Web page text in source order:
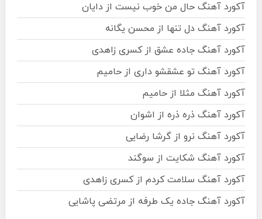
آکورد آهنگ حال من خوب نیست از دایان
آکورد آهنگ دل تنها از محسن یگانه
آکورد آهنگ جاده عشق از کسری زاهدی
آکورد آهنگ تو عشقشو داری از حامیم
آکورد آهنگ مثلا از حامیم
آکورد آهنگ ذره ذره از اشوان
آکورد آهنگ نرو از گرشا رضایی
آکورد آهنگ شکایت از سوگند
آکورد آهنگ سلامت کردم از کسری زاهدی
آکورد آهنگ جاده یک طرفه از مرتضی پاشایی